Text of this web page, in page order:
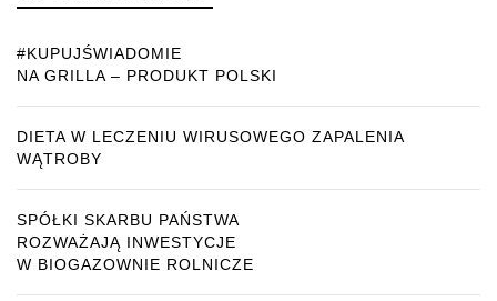
#KUPUJŚWIADOMIE
NA GRILLA – PRODUKT POLSKI
DIETA W LECZENIU WIRUSOWEGO ZAPALENIA
WĄTROBY
SPÓŁKI SKARBU PAŃSTWA
ROZWAŻAJĄ INWESTYCJE
W BIOGAZOWNIE ROLNICZE